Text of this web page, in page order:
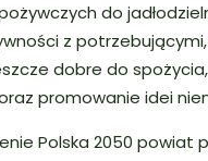
do
z
dobre do
promowanie idei
Polska 2050 powiat